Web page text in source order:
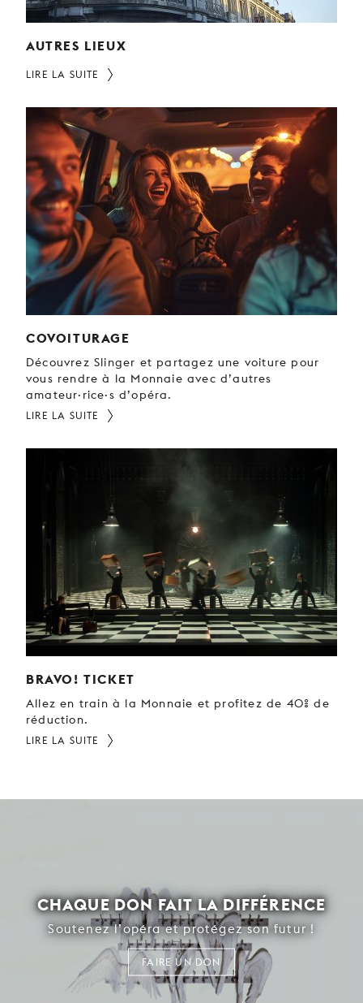
AUTRES LIEUX
LIRE LA SUITE
COVOITURAGE
Découvrez Slinger et partagez une voiture pour
vous rendre à la Monnaie avec d’autres
amateur·rice·s d’opéra.
LIRE LA SUITE
BRAVO! TICKET
Allez en train à la Monnaie et profitez de 40% de
réduction.
LIRE LA SUITE
CHAQUE DON FAIT LA DIFFÉRENCE
Soutenez l’opéra et protégez son futur !
FAIRE UN DON